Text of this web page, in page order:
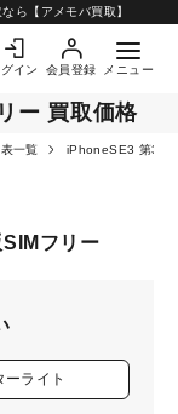
ら【アメモバ買取】
イン 会員登録 メニュー
ー 買取価格
一覧 iPhoneSE3 第3世
フリー
ーライト